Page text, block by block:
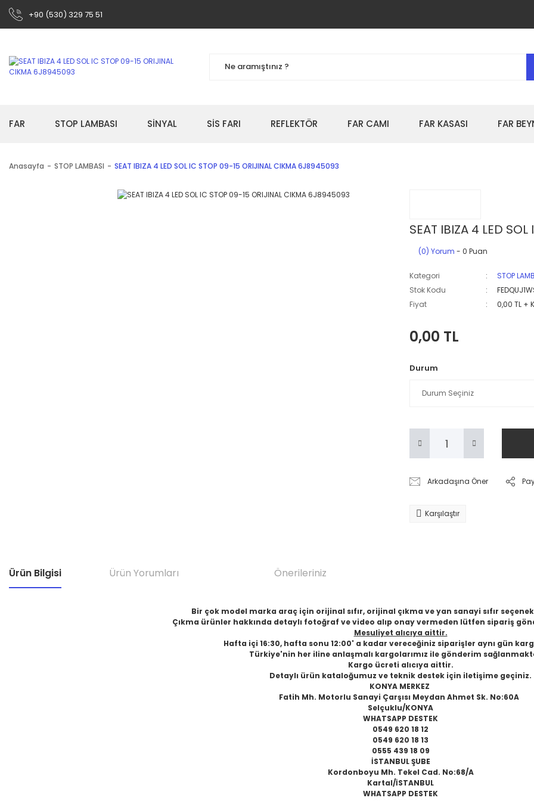
+90 (530) 329 75 51
FAR STOP LAMBASI SİNYAL SİS FARI REFLEKTÖR FAR CAMI FAR KASASI FAR
Anasayfa STOP LAMBASI SEAT IBIZA 4 LED SOL IC STOP 09-15 ORIJINAL CIKMA 6J8945093
SEAT IBIZA 4 LED
(0) Yorum - 0 Puan
Kategori
STOP
Stok Kodu
Fiyat
0,00 TL +
0,00 TL
Durum
Arkadaşına Öner
Karşılaştır
Ürün Bilgisi Ürün Yorumları Önerileriniz
Bir çok model marka araç için orijinal sıfır, orijinal çıkma ve yan sanayi sıfır
Çıkma ürünler hakkında detaylı fotoğraf ve video alıp onay vermeden lütfen sipariş
Mesuliyet alıcıya aittir.
Hafta içi 16:30, hafta sonu 12:00' a kadar vereceğiniz siparişler aynı gün
Türkiye'nin her iline anlaşmalı kargolarımız ile gönderim
Kargo ücreti alıcıya aittir.
Detaylı ürün kataloğumuz ve teknik destek için iletişime geçiniz.
KONYA MERKEZ
Fatih Mh. Motorlu Sanayi Çarşısı Meydan Ahmet Sk. No:60A
Selçuklu/KONYA
WHATSAPP DESTEK
0549 620 18 12
0549 620 18 13
0555 439 18 09
İSTANBUL ŞUBE
Kordonboyu Mh. Tekel Cad. No:68/A
Kartal/İSTANBUL
WHATSAPP DESTEK